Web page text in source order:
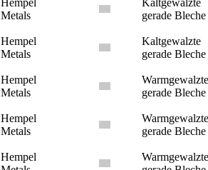
Hempel
Metals
Kaltgewalzte
gerade Bleche
Hempel
Metals
Kaltgewalzte
gerade Bleche
Hempel
Metals
Warmgewalzte
gerade Bleche
Hempel
Metals
Warmgewalzte
gerade Bleche
Hempel
Warmgewalzte